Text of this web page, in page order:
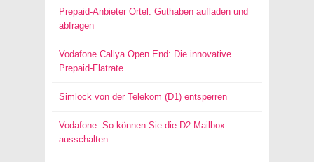
Prepaid-Anbieter Ortel: Guthaben aufladen und
abfragen
Vodafone Callya Open End: Die innovative
Prepaid-Flatrate
Simlock von der Telekom (D1) entsperren
Vodafone: So können Sie die D2 Mailbox
ausschalten